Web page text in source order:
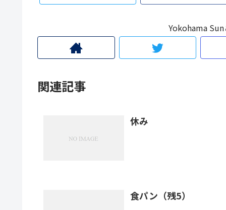
Yokohama
関連記事
休み
食パン（残5）